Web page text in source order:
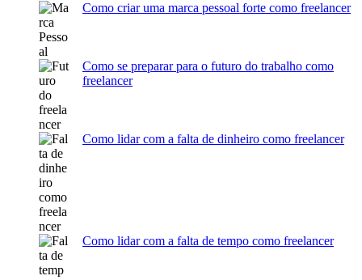
Como criar uma marca pessoal forte como freelancer
Como se preparar para o futuro do trabalho como
freelancer
Como lidar com a falta de dinheiro como freelancer
Como lidar com a falta de tempo como freelancer